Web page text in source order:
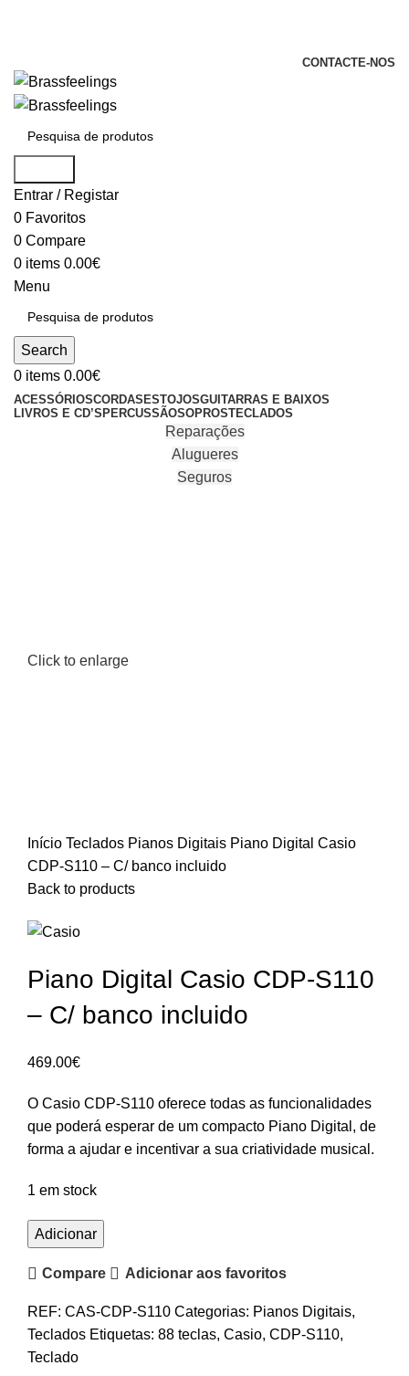
CONTACTE-NOS
Entrar / Registar
0 Favoritos
0 Compare
0 items 0.00€
Menu
Search
0 items 0.00€
ACESSÓRIOSCORDAS ESTOJOSGUITARRAS E BAIXOS
LIVROS E CD’S PERCUSSÃOSOPROSTECLADOS
Reparações
Alugueres
Seguros
Click to enlarge
Início Teclados Pianos Digitais Piano Digital Casio
CDP-S110 – C/ banco incluido
Back to products
Piano Digital Casio CDP-S110
– C/ banco incluido
469.00€
O Casio CDP-S110 oferece todas as funcionalidades
que poderá esperar de um compacto Piano Digital, de
forma a ajudar e incentivar a sua criatividade musical.
1 em stock
Quantidade
de
Piano
Casio
CDP-
S110
Adicionar
Compare Adicionar aos favoritos
REF: CAS-CDP-S110 Categorias: Pianos Digitais,
Teclados Etiquetas: 88 teclas, Casio, CDP-S110,
Teclado